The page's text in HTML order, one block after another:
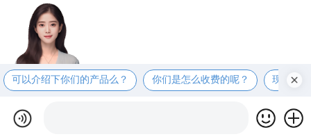
可以介绍下你们的产品么？ 你们是怎么收费的呢？ 现在有